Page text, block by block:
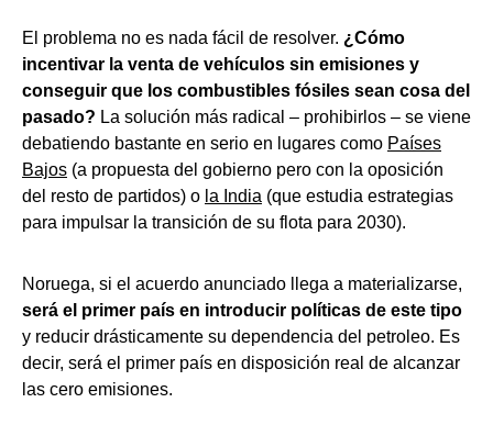
El problema no es nada fácil de resolver. ¿Cómo
incentivar la venta de vehículos sin emisiones y
conseguir que los combustibles fósiles sean cosa del
pasado? La solución más radical – prohibirlos – se viene
debatiendo bastante en serio en lugares como Países
Bajos (a propuesta del gobierno pero con la oposición
del resto de partidos) o la India (que estudia estrategias
para impulsar la transición de su flota para 2030).
Noruega, si el acuerdo anunciado llega a materializarse,
será el primer país en introducir políticas de este tipo
y reducir drásticamente su dependencia del petroleo. Es
decir, será el primer país en disposición real de alcanzar
las cero emisiones.